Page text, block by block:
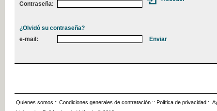
Contraseña:
¿Olvidó su contraseña?
e-mail:
Quienes somos :: Condiciones generales de contratación :: Política de privacidad ::